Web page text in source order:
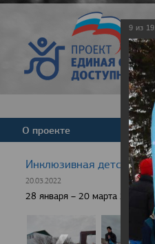
О проекте
Инклюзивная детская
20.03.2022
28 января – 20 марта 2022 г.,
9 из